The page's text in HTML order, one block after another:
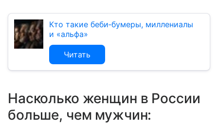
Кто такие беби‑бумеры, миллениалы
и «альфа»
Читать
Насколько женщин в России
больше, чем мужчин: